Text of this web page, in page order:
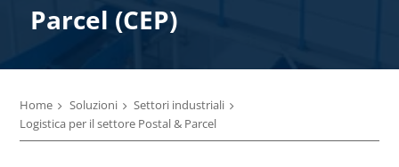
Parcel (CEP)
Home Soluzioni
Settori industriali
Logistica per il settore Postal & Parcel